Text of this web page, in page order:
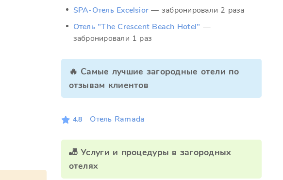
SPA-Отель Excelsior — забронировали 2 раза
Отель "The Crescent Beach Hotel" —
забронировали 1 раз
🔥 Самые лучшие загородные отели по
отзывам клиентов
4.8 Отель Ramada
🎳 Услуги и процедуры в загородных
отелях